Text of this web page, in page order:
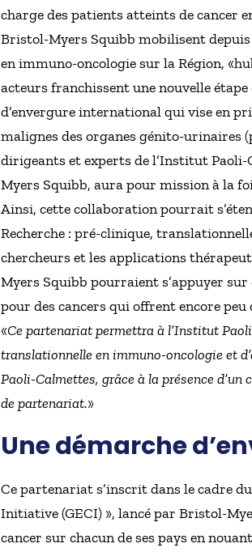
charge des patients atteints de cancer
Bristol-Myers Squibb mobilisent depuis
en immuno-oncologie sur la Région,
acteurs franchissent une nouvelle
d’envergure international qui vise en
malignes des organes génito-urinaires
dirigeants et experts de l’Institut
Myers Squibb, aura pour mission à la
Ainsi, cette collaboration pourrait
Recherche : pré-clinique,
chercheurs et les applications
Myers Squibb pourraient s’appuyer
pour des cancers qui offrent encore
«Ce partenariat permettra à l’Institut
translationnelle en immuno-oncologie et
Paoli-Calmettes, grâce à la présence
de partenariat.»
Une démarche
Ce partenariat s’inscrit dans le cadre
Initiative (GECI) », lancé par Bristol-
cancer sur chacun de ses pays en